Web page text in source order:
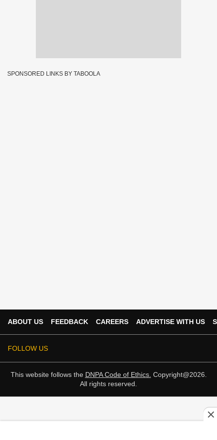
SPONSORED LINKS BY TABOOLA
ABOUT US FEEDBACK CAREERS ADVERTISE WITH US
FOLLOW US
This website follows the DNPA Code of Ethics. Copyright@2026.
All rights reserved.